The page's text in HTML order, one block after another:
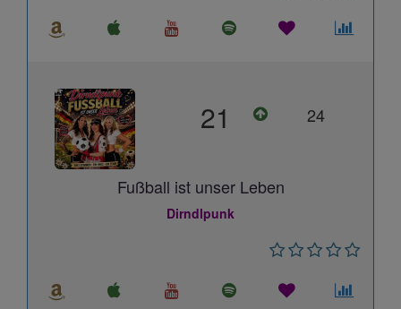
21 24
Fußball ist unser Leben
Dirndlpunk